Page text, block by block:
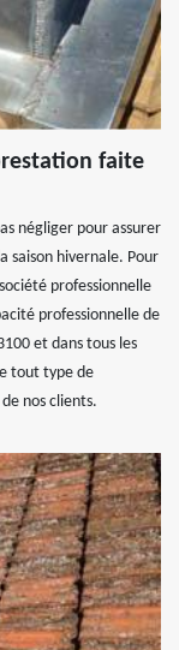
faite
négliger pour assurer
saison hivernale. Pour
professionnelle
professionnelle de
et dans tous les
tout type de
nos clients.